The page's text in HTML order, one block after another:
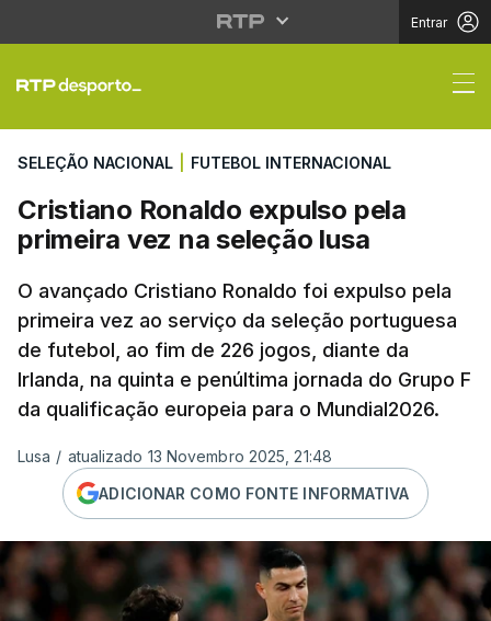
Entrar
Cristiano Ronaldo
SELEÇÃO NACIONAL FUTEBOL INTERNACIONAL
Cristiano Ronaldo expulso pela
primeira vez na seleção lusa
O avançado Cristiano Ronaldo foi expulso pela
primeira vez ao serviço da seleção portuguesa
de futebol, ao fim de 226 jogos, diante da
Irlanda, na quinta e penúltima jornada do Grupo F
da qualificação europeia para o Mundial2026.
Lusa / atualizado 13 Novembro 2025, 21:48
ADICIONAR COMO FONTE INFORMATIVA